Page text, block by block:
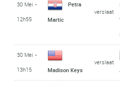
30 Mei -
12h55
Petra
Martic
verslaat
30 Mei -
13h15
Madison Keys
verslaat